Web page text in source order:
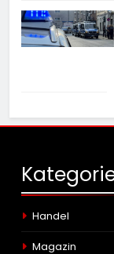
Handel
Magazin